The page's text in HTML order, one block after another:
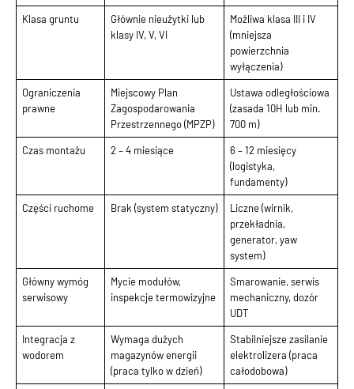
Klasa gruntu
Głównie nieużytki lub
klasy IV, V, VI
Możliwa klasa III i IV
(mniejsza
powierzchnia
wyłączenia)
Ograniczenia
prawne
Miejscowy Plan
Zagospodarowania
Przestrzennego (MPZP)
Ustawa odległościowa
(zasada 10H lub min.
700 m)
Czas montażu 2 – 4 miesiące
6 – 12 miesięcy
(logistyka,
fundamenty)
Części ruchome Brak (system statyczny)
Liczne (wirnik,
przekładnia,
generator, yaw
system)
Główny wymóg
serwisowy
Mycie modułów,
inspekcje termowizyjne
Smarowanie, serwis
mechaniczny, dozór
UDT
Integracja z
wodorem
Wymaga dużych
magazynów energii
(praca tylko w dzień)
Stabilniejsze zasilanie
elektrolizera (praca
całodobowa)